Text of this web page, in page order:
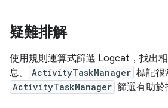
疑難排解
使用規則運算式篩選 Logcat，找出
息。
ActivityTaskManager 標記很
ActivityTaskManager 篩選有助於